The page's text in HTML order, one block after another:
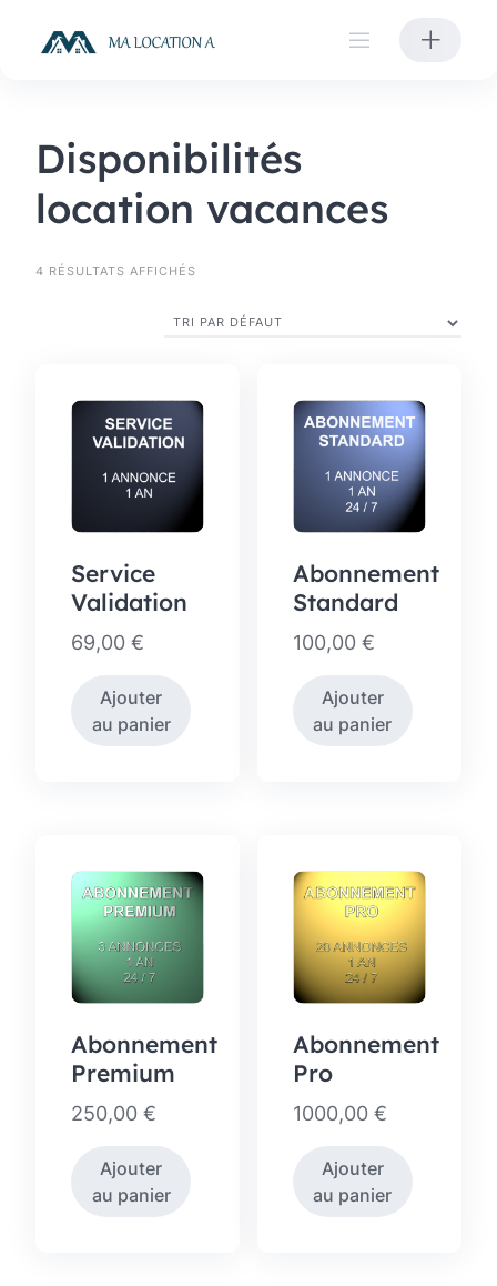
Disponibilités
location vacances
4 RÉSULTATS AFFICHÉS
Service
Validation
69,00 €
Ajouter
au panier
Abonnement
Standard
100,00 €
Ajouter
au panier
Abonnement
Premium
250,00 €
Ajouter
au panier
Abonnement
Pro
1000,00 €
Ajouter
au panier